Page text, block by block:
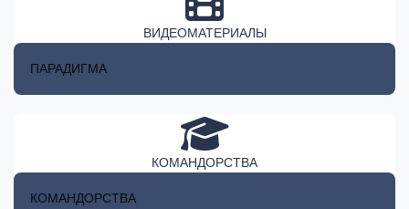
ВИДЕОМАТЕРИАЛЫ
ПАРАДИГМА
КОМАНДОРСТВА
КОМАНДОРСТВА